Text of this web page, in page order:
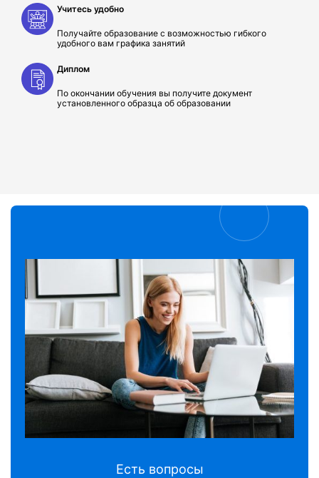
Учитесь удобно
Получайте образование с возможностью гибкого
удобного вам графика занятий
Диплом
По окончании обучения вы получите документ
установленного образца об образовании
Есть вопросы